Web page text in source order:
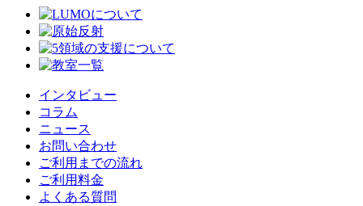
インタビュー
コラム
ニュース
お問い合わせ
ご利用までの流れ
ご利用料金
よくある質問